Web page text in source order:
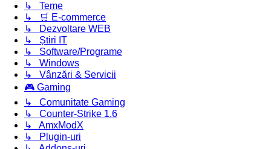
↳ Teme
↳ 🛒 E-commerce
↳ Dezvoltare WEB
↳ Știri IT
↳ Software/Programe
↳ Windows
↳ Vânzări & Servicii
🎮 Gaming
↳ Comunitate Gaming
↳ Counter-Strike 1.6
↳ AmxModX
↳ Plugin-uri